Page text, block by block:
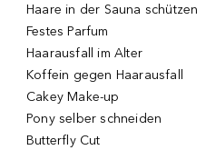
Haare in der Sauna schützen
Festes Parfum
Haarausfall im Alter
Koffein gegen Haarausfall
Cakey Make-up
Pony selber schneiden
Butterfly Cut